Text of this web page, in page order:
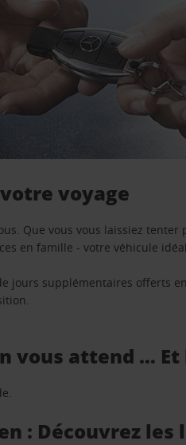
voyage
Que vous vous laissiez
en famille - votre véhicule
jours supplémentaires offerts
vous attend …
: Découvrez